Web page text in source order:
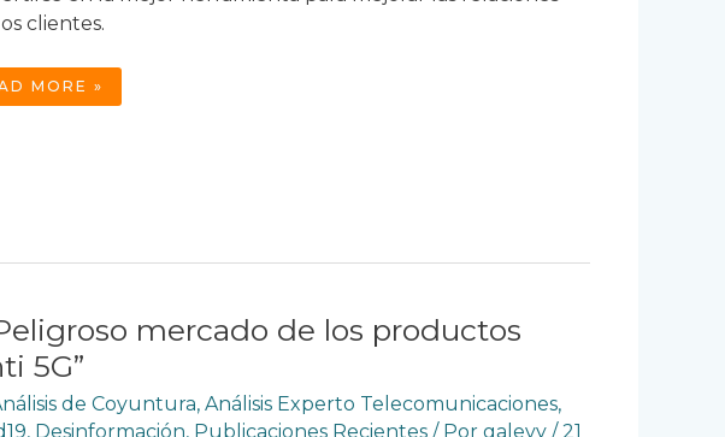
clientes.
MORE »
mercado de los productos
5G”
de Coyuntura, Análisis Experto Telecomunicaciones,
, Desinformación, Publicaciones Recientes / Por galevy /21